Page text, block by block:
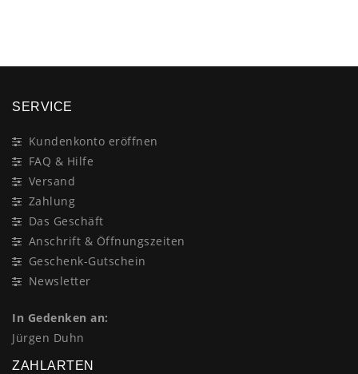
SERVICE
Kundenkonto eröffnen
FAQ & Hilfe
Versand
Zahlung
Das Geschäft
Anschrift & Öffnungszeiten
Geschenk-Gutschein
Newsletter
In Gedenken an:
Jürgen Duhn
ZAHLARTEN